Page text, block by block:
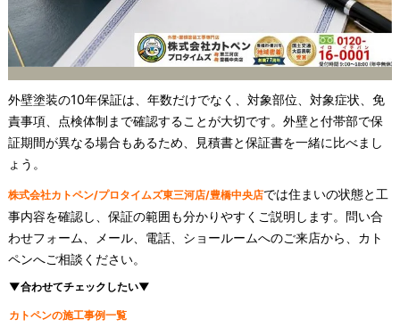
外壁塗装の10年保証は、年数だけでなく、対象部位、対象症状、免
責事項、点検体制まで確認することが大切です。外壁と付帯部で保
証期間が異なる場合もあるため、見積書と保証書を一緒に比べまし
ょう。
株式会社カトペン/プロタイムズ東三河店/豊橋中央店では住まいの状態と工
事内容を確認し、保証の範囲も分かりやすくご説明します。問い合
わせフォーム、メール、電話、ショールームへのご来店から、カト
ペンへご相談ください。
▼合わせてチェックしたい▼
カトペンの施工事例一覧